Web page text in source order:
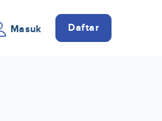
Masuk Daftar